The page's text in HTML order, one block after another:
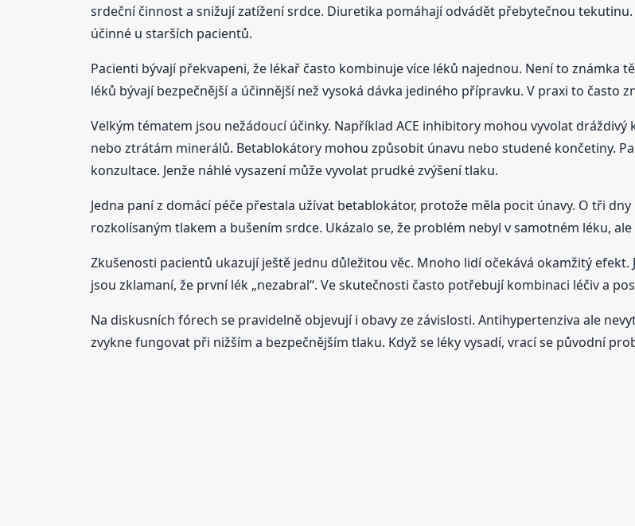
srdeční činnost a snižují zatížení srdce. Diuretika pomáhají odvádět přebytečnou
účinné u starších pacientů.
Pacienti bývají překvapeni, že lékař často kombinuje více léků najednou. Není to známka
léků bývají bezpečnější a účinnější než vysoká dávka jediného přípravku. V praxi to často
Velkým tématem jsou nežádoucí účinky. Například ACE inhibitory mohou vyvolat
nebo ztrátám minerálů. Betablokátory mohou způsobit únavu nebo studené končetiny.
konzultace. Jenže náhlé vysazení může vyvolat prudké zvýšení tlaku.
Jedna paní z domácí péče přestala užívat betablokátor, protože měla pocit únavy. O tři
rozkolísaným tlakem a bušením srdce. Ukázalo se, že problém nebyl v samotném léku,
Zkušenosti pacientů ukazují ještě jednu důležitou věc. Mnoho lidí očekává okamžitý
jsou zklamaní, že první lék „nezabral“. Ve skutečnosti často potřebují kombinaci léčiv a
Na diskusních fórech se pravidelně objevují i obavy ze závislosti. Antihypertenziva ale
zvykne fungovat při nižším a bezpečnějším tlaku. Když se léky vysadí, vrací se původní